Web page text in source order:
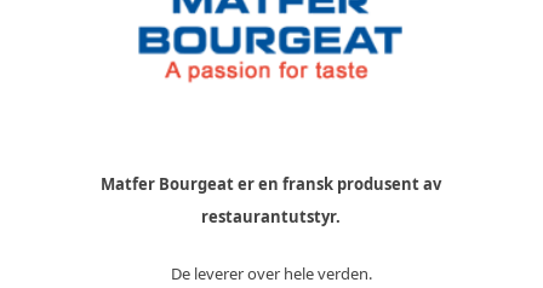
Matfer Bourgeat er en fransk produsent av
restaurantutstyr.
De leverer over hele verden.